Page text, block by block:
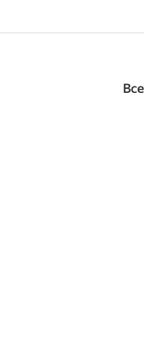
Все